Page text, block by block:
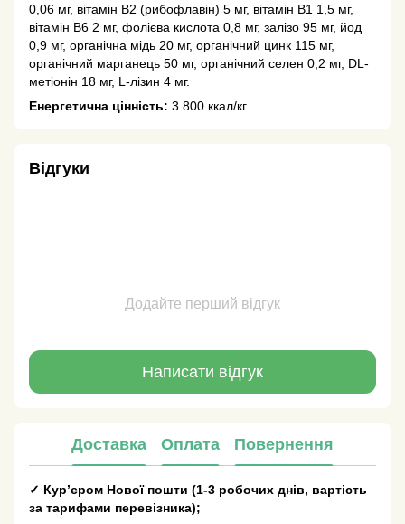
0,06 мг, вітамін В2 (рибофлавін) 5 мг, вітамін В1 1,5 мг,
вітамін В6 2 мг, фолієва кислота 0,8 мг, залізо 95 мг, йод
0,9 мг, органічна мідь 20 мг, органічний цинк 115 мг,
органічний марганець 50 мг, органічний селен 0,2 мг, DL-
метіонін 18 мг, L-лізин 4 мг.
Енергетична цінність: 3 800 ккал/кг.
Відгуки
Додайте перший відгук
Написати відгук
Доставка Оплата Повернення
✓ Кур’єром Нової пошти (1-3 робочих днів, вартість
за тарифами перевізника);